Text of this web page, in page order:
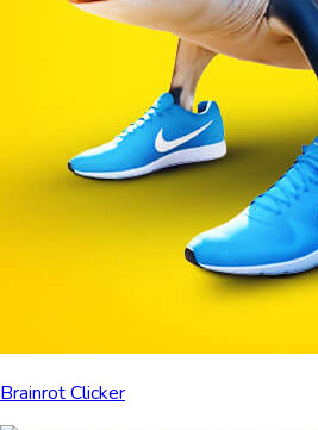
Brainrot Clicker